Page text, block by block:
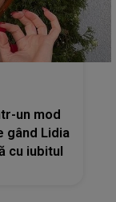
un mod
gând Lidia
cu iubitul